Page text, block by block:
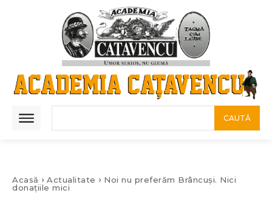
CAUTĂ
Acasă Actualitate
Noi nu preferăm Brâncuși. Nici
donațiile mici